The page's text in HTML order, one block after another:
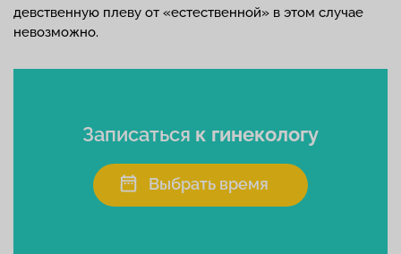
девственную плеву от «естественной» в этом случае
невозможно.
Записаться к гинекологу
Выбрать время